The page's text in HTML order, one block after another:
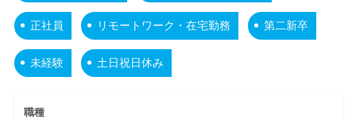
正社員 リモートワーク・在宅勤務 第二新卒
未経験 土日祝日休み
職種